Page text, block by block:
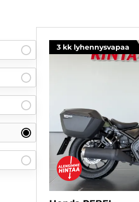
3 kk lyhennysvapaa